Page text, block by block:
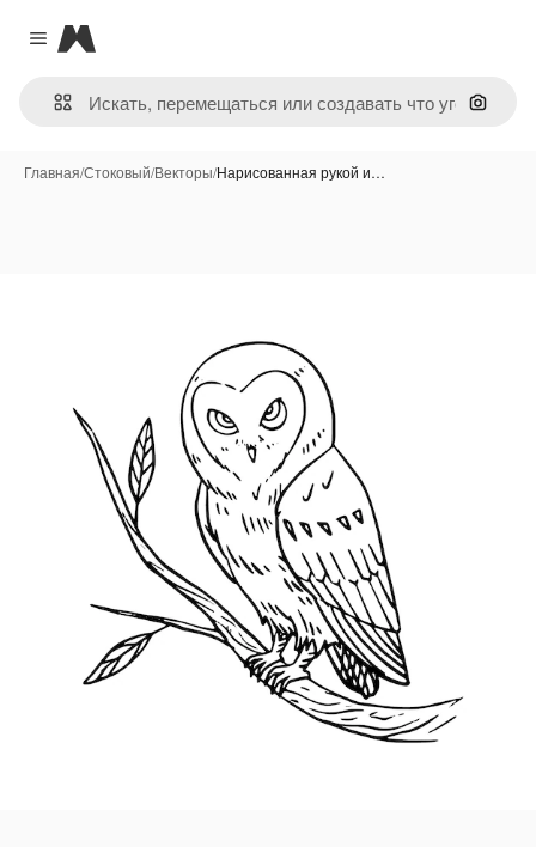
Close menu
Magnific
Поиск
Главная/Стоковый/Векторы/Нарисованная рукой и…